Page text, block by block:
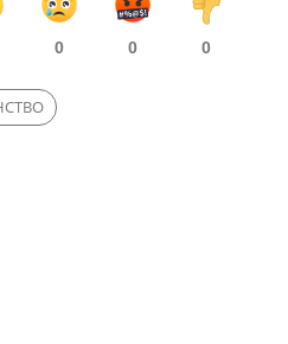
0 0 0